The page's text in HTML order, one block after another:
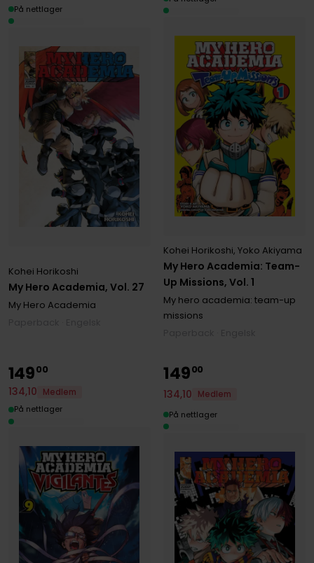
My Hero Academia, Vol. 27
Kohei Horikoshi
My Hero Academia
På nettlager
My Hero Academia: Team-
Up Missions, Vol. 1
Kohei Horikoshi,Yoko Akiyama
My hero academia: team-up
missions
14900
134,10
Medlem
På nettlager
14900
134,10
Medlem
På nettlager